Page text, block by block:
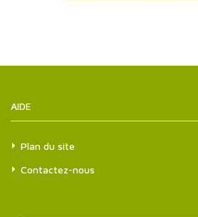
AIDE
Plan du site
Contactez-nous